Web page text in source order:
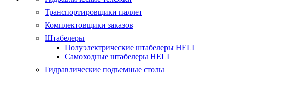
Транспортировщики паллет
Комплектовщики заказов
Штабелеры
Полуэлектрические штабелеры HELI
Самоходные штабелеры HELI
Гидравлические подъемные столы